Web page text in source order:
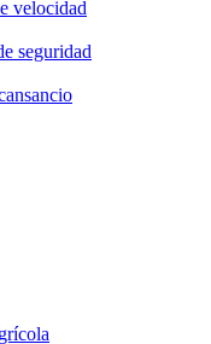
velocidad
seguridad